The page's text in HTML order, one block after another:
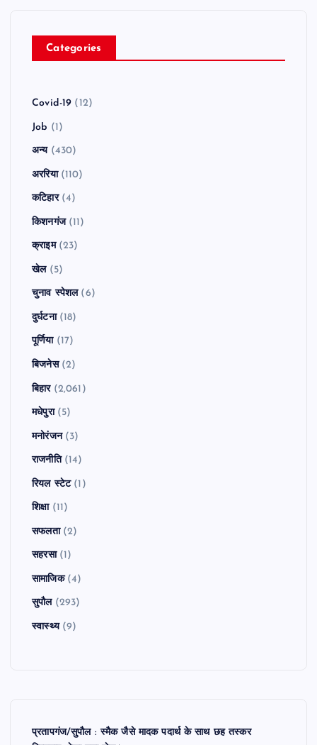
Categories
Covid-19 (12)
Job (1)
अन्य(430)
अररिया(110)
कटिहार(4)
किशनगंज(11)
क्राइम(23)
खेल(5)
चुनाव स्पेशल(6)
दुर्घटना(18)
पूर्णिया(17)
बिजनेस(2)
बिहार(2,061)
मधेपुरा(5)
मनोरंजन(3)
राजनीति(14)
रियल स्टेट(1)
शिक्षा(11)
सफलता(2)
सहरसा(1)
सामाजिक(4)
सुपौल(293)
स्वास्थ्य(9)
प्रतापगंज/सुपौल : स्मैक जैसे मादक पदार्थ के साथ छह तस्कर